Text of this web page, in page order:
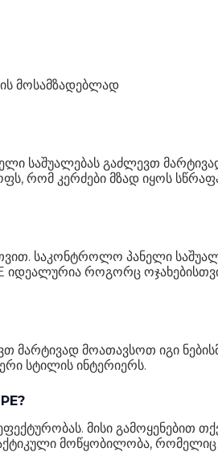
მოსამზადებლად
საშუალებას გაძლევთ
რომ კერძები მზად იყოს
საკონტროლო პანელი
როგორც
მარტივად მოათავსოთ იგი
სტილის ინტერიერს.
მისი გამოყენებით
მოწყობილობა,